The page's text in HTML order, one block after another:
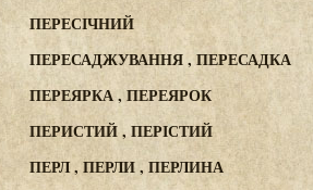
ПЕРЕСІЧНИЙ
ПЕРЕСАДЖУВАННЯ , ПЕРЕСАДКА
ПЕРЕЯРКА , ПЕРЕЯРОК
ПЕРИСТИЙ , ПЕРІСТИЙ
ПЕРЛ , ПЕРЛИ , ПЕРЛИНА